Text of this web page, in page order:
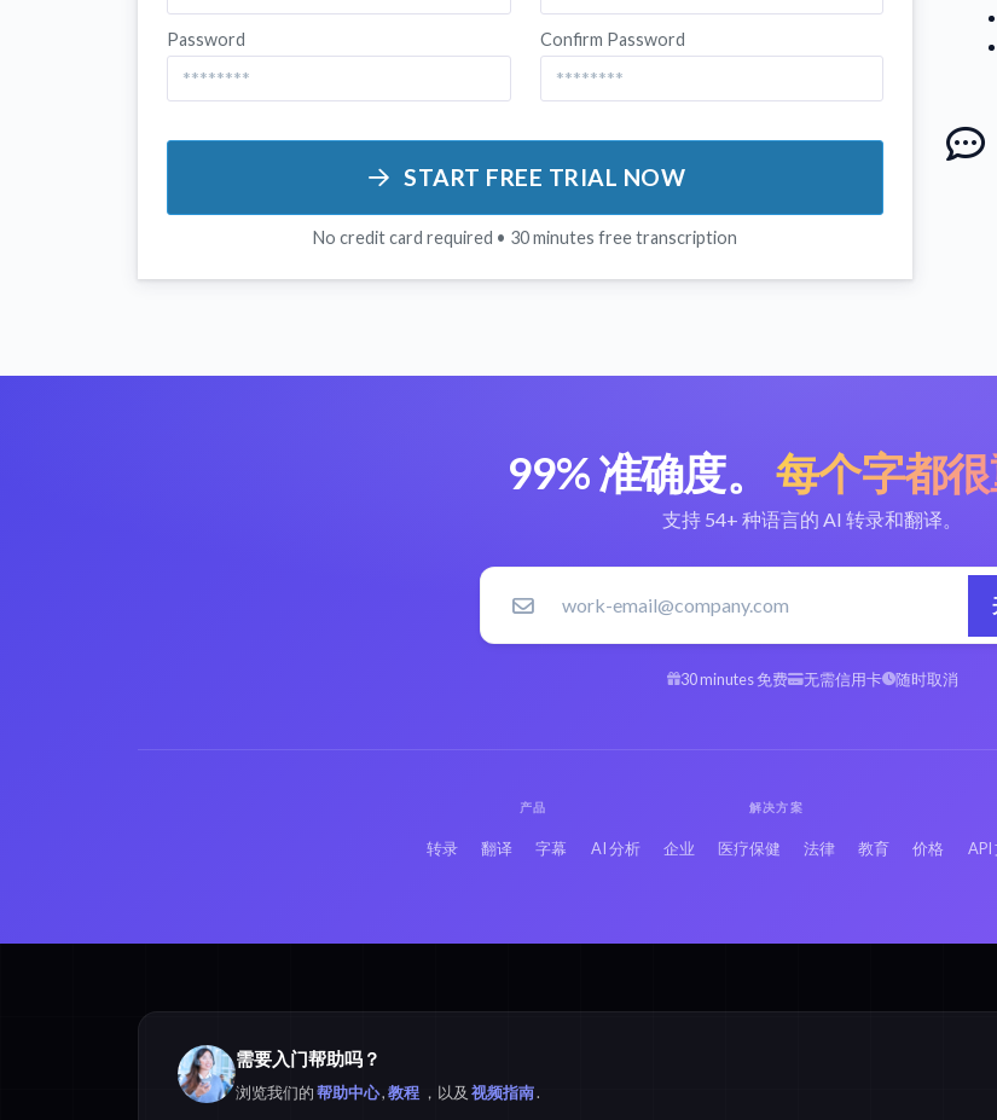
Password Confirm Password
START FREE TRIAL NOW
No credit card required • 30 minutes free transcription
99% 准确度。 每个字都很
支持 54+ 种语言的 AI 转录和翻译。
30 minutes 免费 无需信用卡 随时取消
产品
转录 翻译 字幕 AI 分析
解决方案
企业 医疗保健 法律 教育 价格 API
需要入门帮助吗？
浏览我们的帮助中心,教程 ，以及 视频指南.